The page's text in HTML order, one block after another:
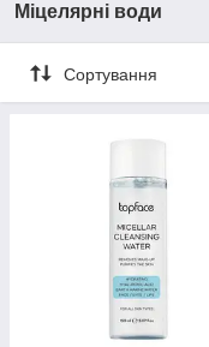
Міцелярні води
Сортування